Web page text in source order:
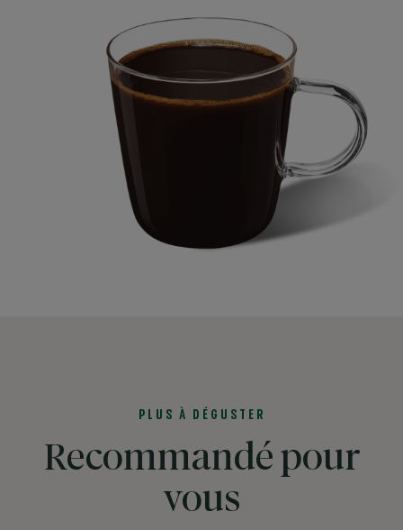
PLUS À DÉGUSTER
Recommandé pour
vous